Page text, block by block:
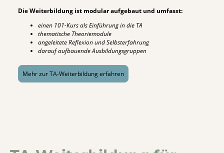
Die Weiterbildung ist modular aufgebaut und umfasst:
einen 101-Kurs als Einführung in die TA
thematische Theoriemodule
angeleitete Reflexion und Selbsterfahrung
darauf aufbauende Ausbildungsgruppen
Mehr zur TA-Weiterbildung erfahren